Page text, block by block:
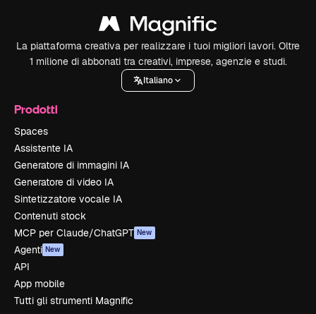
La piattaforma creativa per realizzare i tuoi migliori lavori. Oltre
1 milione di abbonati tra creativi, imprese, agenzie e studi.
Italiano
Prodotti
Spaces
Assistente IA
Generatore di immagini IA
Generatore di video IA
Sintetizzatore vocale IA
Contenuti stock
MCP per Claude/ChatGPT New
Agenti New
API
App mobile
Tutti gli strumenti Magnific